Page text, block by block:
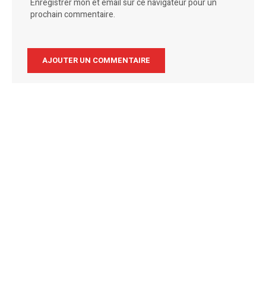
Enregistrer mon et email sur ce navigateur pour un
prochain commentaire.